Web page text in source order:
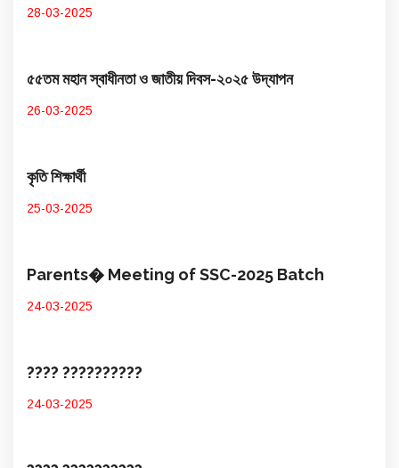
28-03-2025
৫৫তম মহান স্বাধীনতা ও জাতীয় দিবস-২০২৫ উদ্​যাপন
26-03-2025
কৃতি শিক্ষার্থী
25-03-2025
Parents� Meeting of SSC-2025 Batch
24-03-2025
???? ??????????
24-03-2025